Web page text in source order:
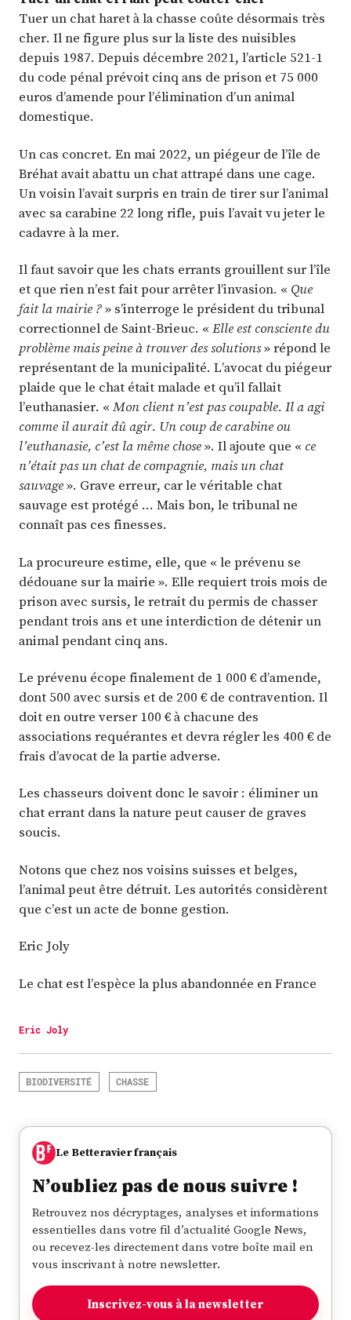
Tuer un chat haret à la chasse coûte désormais très
cher. Il ne figure plus sur la liste des nuisibles
depuis 1987. Depuis décembre 2021, l’article 521-1
du code pénal prévoit cinq ans de prison et 75 000
euros d’amende pour l’élimination d’un animal
domestique.
Un cas concret. En mai 2022, un piégeur de l’île de
Bréhat avait abattu un chat attrapé dans une cage.
Un voisin l’avait surpris en train de tirer sur l’animal
avec sa carabine 22 long rifle, puis l’avait vu jeter le
cadavre à la mer.
Il faut savoir que les chats errants grouillent sur l’île
et que rien n’est fait pour arrêter l’invasion. « Que
fait la mairie ?» s’interroge le président du tribunal
correctionnel de Saint-Brieuc. «Elle est consciente du
problème mais peine à trouver des solutions» répond le
représentant de la municipalité. L’avocat du piégeur
plaide que le chat était malade et qu’il fallait
l’euthanasier. «Mon client n’est pas coupable. Il a agi
comme il aurait dû agir. Un coup de carabine ou
l’euthanasie, c’est la même chose». Il ajoute que « ce
n’était pas un chat de compagnie, mais un chat
sauvage». Grave erreur, car le véritable chat
sauvage est protégé … Mais bon, le tribunal ne
connaît pas ces finesses.
La procureure estime, elle, que « le prévenu se
dédouane sur la mairie ». Elle requiert trois mois de
prison avec sursis, le retrait du permis de chasser
pendant trois ans et une interdiction de détenir un
animal pendant cinq ans.
Le prévenu écope finalement de 1 000 € d’amende,
dont 500 avec sursis et de 200 € de contravention. Il
doit en outre verser 100 € à chacune des
associations requérantes et devra régler les 400 € de
frais d’avocat de la partie adverse.
Les chasseurs doivent donc le savoir : éliminer un
chat errant dans la nature peut causer de graves
soucis.
Notons que chez nos voisins suisses et belges,
l’animal peut être détruit. Les autorités considèrent
que c’est un acte de bonne gestion.
Eric Joly
Le chat est l’espèce la plus abandonnée en France
Eric Joly
BIODIVERSITÉ CHASSE
Le Betteravier français
N’oubliez pas de nous suivre !
Retrouvez nos décryptages, analyses et informations
essentielles dans votre fil d’actualité Google News,
ou recevez-les directement dans votre boîte mail en
vous inscrivant à notre newsletter.
Inscrivez-vous à la newsletter